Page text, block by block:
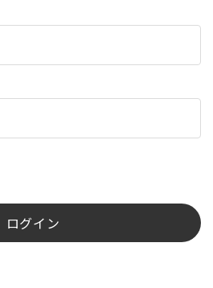
商品レビュー利用規約
ログイン